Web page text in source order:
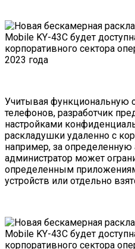
Учитывая функциональную
телефонов, разработчик
настройками
раскладушки удаленно с
например, за определенную
администратор может
определенным
устройств или отдельно